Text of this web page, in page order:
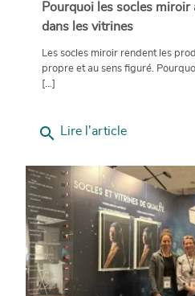
Pourquoi les socles miroir
dans les vitrines
Les socles miroir rendent les
propre et au sens figuré.
[...]
search Lire l'article